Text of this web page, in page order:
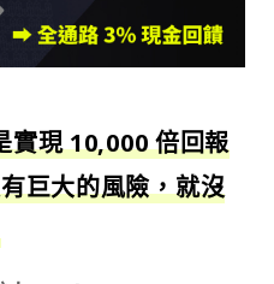
實現 10,000 倍回報
巨大的風險，就沒